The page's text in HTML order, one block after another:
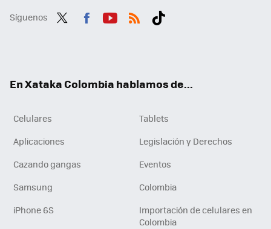
Síguenos
En Xataka Colombia hablamos de...
Celulares
Tablets
Aplicaciones
Legislación y Derechos
Cazando gangas
Eventos
Samsung
Colombia
iPhone 6S
Importación de celulares en
Colombia